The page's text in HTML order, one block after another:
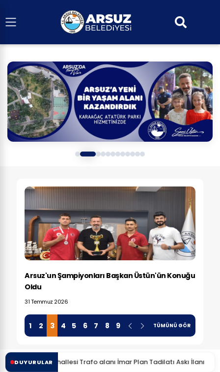
Arsuz'un Şampiyonları Başkan Üstün'ün Konuğu
Oldu
31 Temmuz 2026
1 2 3 4 5 6 7 8 9 TÜMÜNÜ GÖR
DUYURULARMahallesi Trafo alanı İmar Plan Tadilatı Askı İlanı